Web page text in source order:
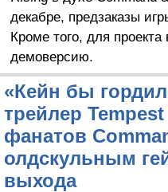
декабре, предзаказы
Кроме того, для
демоверсию.
«Кейн бы
трейлер
фанатов
олдскульным
выхода